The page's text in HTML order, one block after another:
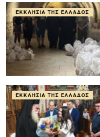
ΕΚΚΛΗΣΊΑ ΤΗΣ ΕΛΛΆΔΟΣ
ΕΚΚΛΗΣΊΑ ΤΗΣ ΕΛΛΆΔΟΣ